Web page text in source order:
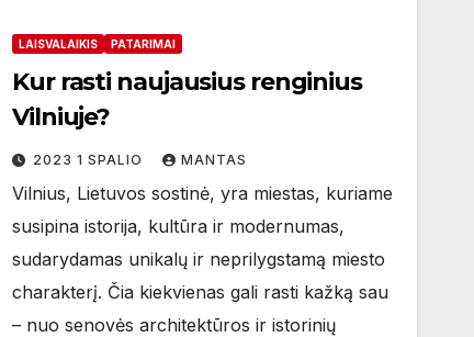
LAISVALAIKIS PATARIMAI
Kur rasti naujausius renginius
Vilniuje?
2023 1 SPALIO MANTAS
Vilnius, Lietuvos sostinė, yra miestas, kuriame
susipina istorija, kultūra ir modernumas,
sudarydamas unikalų ir neprilygstamą miesto
charakterį. Čia kiekvienas gali rasti kažką sau
– nuo senovės architektūros ir istorinių